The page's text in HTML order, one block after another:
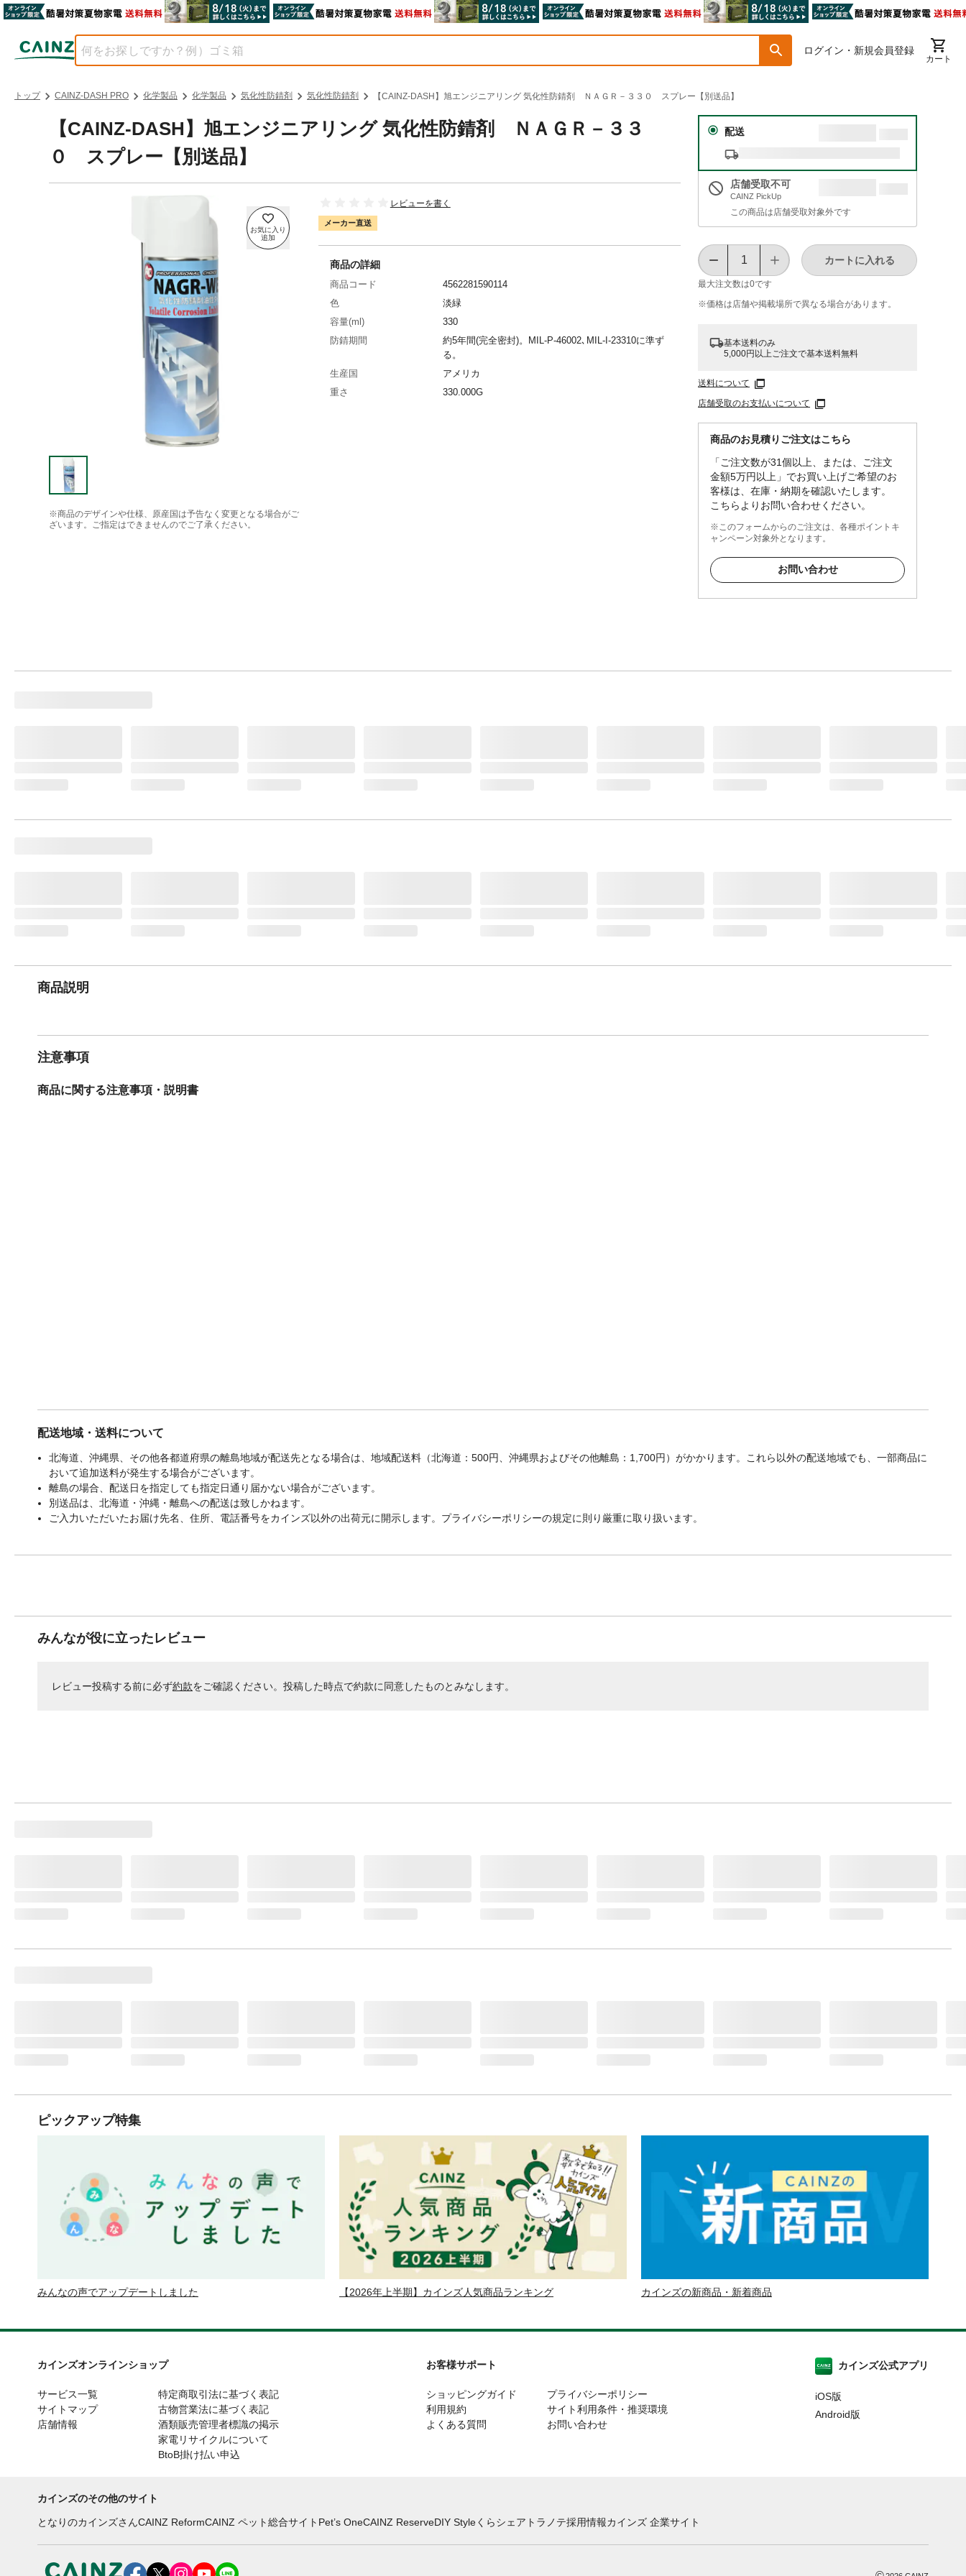
ログイン・新規会員登録
カート
トップ CAINZ-DASH PRO 化学製品 化学製品 気化性防錆剤 気化性防錆剤 【CAINZ-DASH】旭エンジニアリング 気化性防錆剤 ＮＡＧＲ－３３０ スプレー【別送品】
【CAINZ-DASH】旭エンジニアリング 気化性防錆剤 ＮＡＧＲ－３３
０ スプレー【別送品】
※商品のデザインや仕様、原産国は予告なく変更となる場合がご
ざいます。ご指定はできませんのでご了承ください。
レビューを書く
メーカー直送
配送
店舗受取不可
CAINZ PickUp
この商品は店舗受取対象外です
最大注文数は0です
カートに入れる
※価格は​店舗や​掲載場所で​異なる​場合が​あります。
基本送料のみ
5,000円以上ご注文で基本送料無料
送料について
店舗受取のお支払いについて
商品のお見積りご注文はこちら
「ご注文数が31個以上、または、ご注文
金額5万円以上」でお買い上げご希望のお
客様は、在庫・納期を確認いたします。
こちらよりお問い合わせください。
※このフォームからのご注文は、各種ポイントキ
ャンペーン対象外となります。
お問い合わせ
商品の詳細
商品コード
4562281590114
色
淡緑
容量(ml)
330
防錆期間
約5年間(完全密封)。MIL-P-46002､MIL-I-23310に準ず
る。
生産国
アメリカ
重さ
330.000G
商品説明
注意事項
商品に関する注意事項・説明書
配送地域・送料について
北海道、沖縄県、その他各都道府県の離島地域が配送先となる場合は、地域配送料（北海道：500円、沖縄県およびその他離島：1,700円）がかかります。これら以外の配送地域でも、一部商品に
おいて追加送料が発生する場合がございます。
離島の場合、配送日を指定しても指定日通り届かない場合がございます。
別送品は、北海道・沖縄・離島への配送は致しかねます。
ご入力いただいたお届け先名、住所、電話番号をカインズ以外の出荷元に開示します。プライバシーポリシーの規定に則り厳重に取り扱います。
みんなが役に立ったレビュー
レビュー投稿する前に必ず約款をご確認ください。投稿した時点で約款に同意したものとみなします。
ピックアップ特集
みんなの声でアップデートしました 【2026年上半期】カインズ人気商品ランキング カインズの新商品・新着商品
カインズオンラインショップ
サービス一覧
サイトマップ
店舗情報
特定商取引法に基づく表記
古物営業法に基づく表記
酒類販売管理者標識の掲示
家電リサイクルについて
BtoB掛け払い申込
お客様サポート
ショッピングガイド
利用規約
よくある質問
プライバシーポリシー
サイト利用条件・推奨環境
お問い合わせ
カインズ公式アプリ
iOS版
Android版
カインズのその他のサイト
となりのカインズさんCAINZ ReformCAINZ ペット総合サイト Pet’s OneCAINZ ReserveDIY Styleくらシェア トラノテ採用情報カインズ 企業サイト